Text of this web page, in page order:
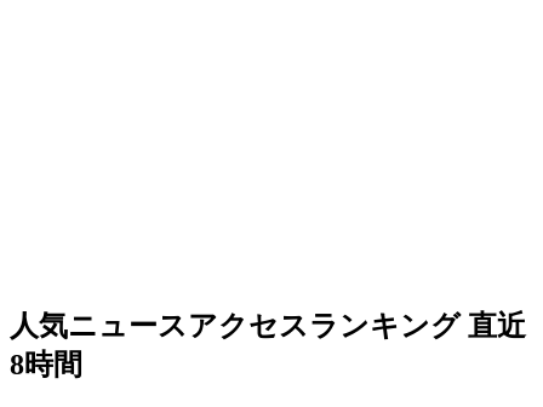
人気ニュースアクセスランキング 直近
8時間